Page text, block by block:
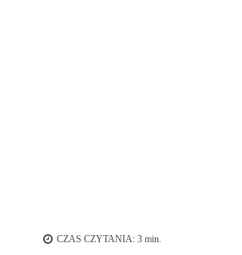
CZAS CZYTANIA: 3 min.